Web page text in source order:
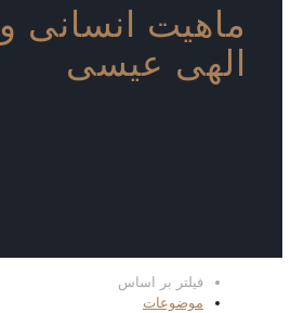
ماهیت انسانی و
الهی عیسی
فیلتر بر اساس
موضوعات